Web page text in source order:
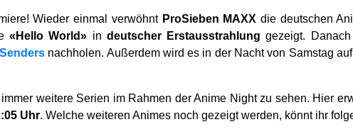
Wieder einmal verwöhnt ProSieben MAXX die deutschen
«Hello World» in deutscher Erstausstrahlunggezeigt.
nachholen. Außerdem wird es in der Nacht von Samstag
weitere Serien im Rahmen der Anime Night zu sehen. Hier
Uhr. Welche weiteren Animes noch gezeigt werden, könnt ihr